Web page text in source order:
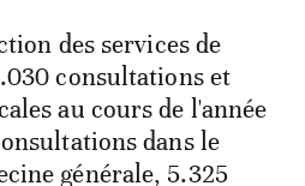
des services de
consultations et
au cours de l'année
dans le
générale, 5.325